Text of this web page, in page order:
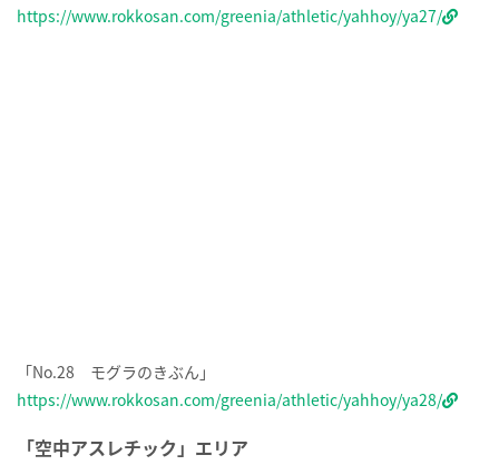
https://www.rokkosan.com/greenia/athletic/yahhoy/ya27/
ト）」
https://www.rokkosan.com/greenia/athletic/area/mecya_forest
自然の森をそのまま活かした非日常感を味わえます。地上2～15ｍ